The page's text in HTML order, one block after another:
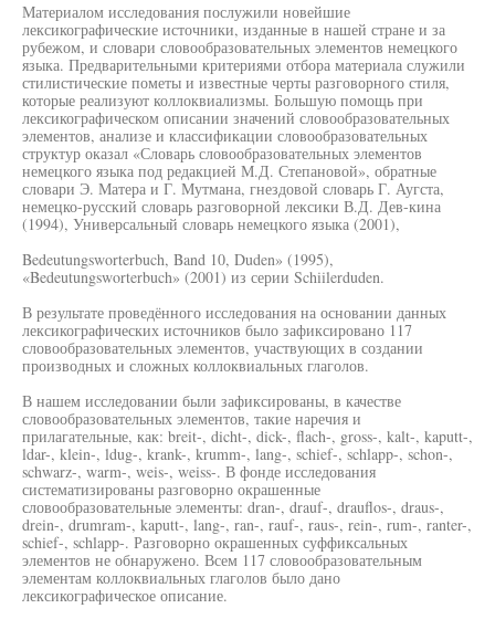
Материалом исследования послужили новейшие
лексикографические источники, изданные в нашей стране и за
рубежом, и словари словообразовательных элементов немецкого
языка. Предварительными критериями отбора материала служили
стилистические пометы и известные черты разговорного стиля,
которые реализуют коллоквиализмы. Большую помощь при
лексикографическом описании значений словообразовательных
элементов, анализе и классификации словообразовательных
структур оказал «Словарь словообразовательных элементов
немецкого языка под редакцией М.Д. Степановой», обратные
словари Э. Матера и Г. Мутмана, гнездовой словарь Г. Аугста,
немецко-русский словарь разговорной лексики В.Д. Дев-кина
(1994), Универсальный словарь немецкого языка (2001),
Bedeutungsworterbuch, Band 10, Duden» (1995),
«Bedeutungsworterbuch» (2001) из серии Schiilerduden.
В результате проведённого исследования на основании данных
лексикографических источников было зафиксировано 117
словообразовательных элементов, участвующих в создании
производных и сложных коллоквиальных глаголов.
В нашем исследовании были зафиксированы, в качестве
словообразовательных элементов, такие наречия и
прилагательные, как: breit-, dicht-, dick-, flach-, gross-, kalt-, kaputt-,
ldar-, klein-, ldug-, krank-, krumm-, lang-, schief-, schlapp-, schon-,
schwarz-, warm-, weis-, weiss-. В фонде исследования
систематизированы разговорно окрашенные
словообразовательные элементы: dran-, drauf-, drauflos-, draus-,
drein-, drumram-, kaputt-, lang-, ran-, rauf-, raus-, rein-, rum-, ranter-,
schief-, schlapp-. Разговорно окрашенных суффиксальных
элементов не обнаружено. Всем 117 словообразовательным
элементам коллоквиальных глаголов было дано
лексикографическое описание.